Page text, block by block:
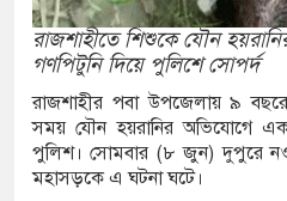
ইয়ুথ চেঞ্জমেকার্স নেটওয়ার্কের
বৃক্ষরোপণ ও চারা বিতরণ কর্মসূচির
আক্রান্ত অসহায় রোগীর পাশে পুঠিয়ার
রাজশাহীতে শিশুকে যৌন
গণপিটুনি দিয়ে পুলিশে সোপর্দ
রাজশাহীর পবা উপজেলায় ৯
সময় যৌন হয়রানির অভিযোগে
পুলিশ। সোমবার (৮ জুন) দুপুরে
মহাসড়কে এ ঘটনা ঘটে।